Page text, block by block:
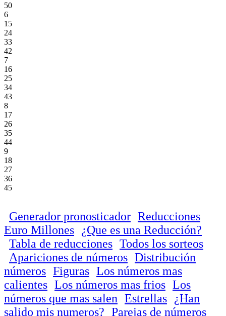
50
6
15
24
33
42
7
16
25
34
43
8
17
26
35
44
9
18
27
36
45
Generador pronosticador Reducciones
Euro Millones
¿Que es una Reducción?
Tabla de reducciones Todos los sorteos
Apariciones de números Distribución
números Figuras Los números mas
calientes Los números mas frios Los
números que mas salen Estrellas
¿Han
salido mis numeros? Parejas de números